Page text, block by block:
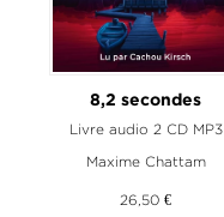
8,2 secondes
Livre audio 2 CD MP3
Maxime Chattam
26,50 €